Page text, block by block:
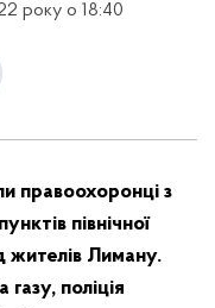
року о 18:40
правоохоронці з
північної
жителів Лиману.
поліція